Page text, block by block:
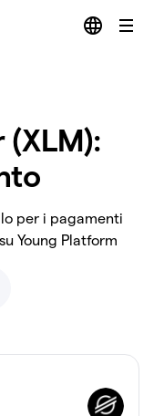
per i pagamenti
Young Platform